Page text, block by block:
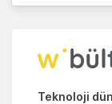
Teknoloji